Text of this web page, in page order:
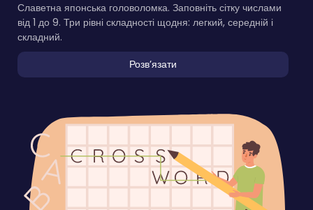
Славетна японська головоломка. Заповніть сітку числами
від 1 до 9. Три рівні складності щодня: легкий, середній і
складний.
Розвʼязати